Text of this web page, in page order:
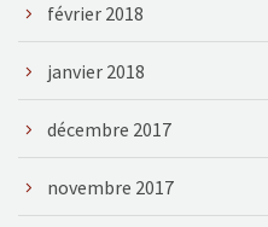
février 2018
janvier 2018
décembre 2017
novembre 2017